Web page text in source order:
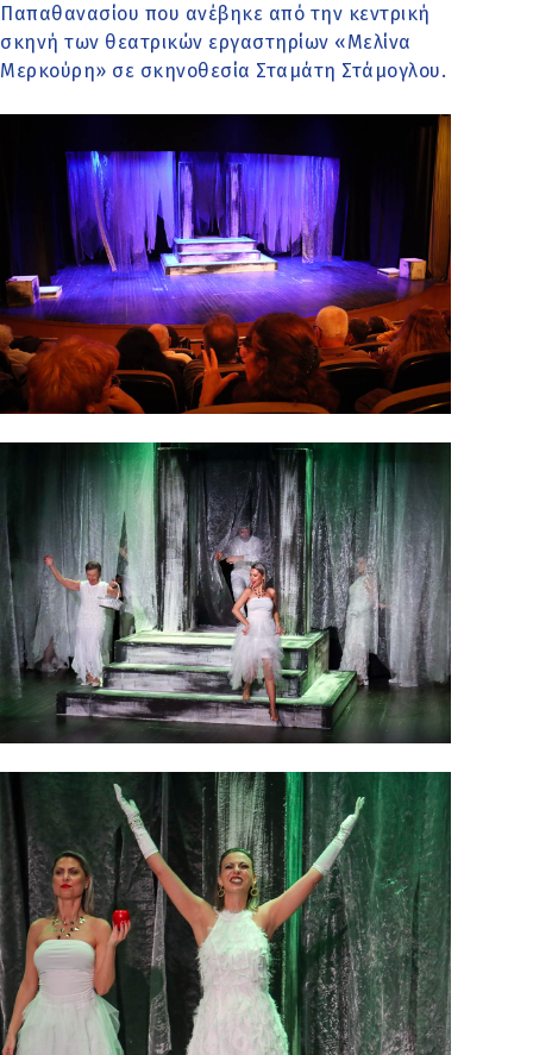
Παπαθανασίου που ανέβηκε από την κεντρική
σκηνή των θεατρικών εργαστηρίων «Μελίνα
Μερκούρη» σε σκηνοθεσία Σταμάτη Στάμογλου.